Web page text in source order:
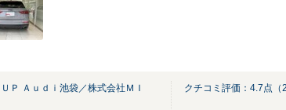
Ｐ Ａｕｄｉ池袋／株式会社ＭＩ
クチコミ評価： 4.7点（